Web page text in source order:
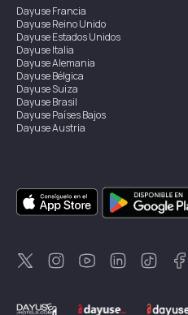
DayuseFrancia
DayuseReino Unido
DayuseEstados Unidos
DayuseItalia
DayuseAlemania
DayuseBélgica
DayuseSuiza
DayuseBrasil
DayusePaíses Bajos
DayuseAustria
DayuseSingapur
DayuseSuecia
DayuseTailandia
DayuseNueva Zelanda
DayuseTurquía